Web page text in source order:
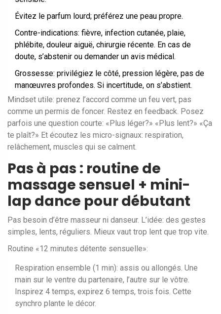
Évitez le parfum lourd; préférez une peau propre.
Contre-indications: fièvre, infection cutanée, plaie,
phlébite, douleur aiguë, chirurgie récente. En cas de
doute, s’abstenir ou demander un avis médical.
Grossesse: privilégiez le côté, pression légère, pas de
manœuvres profondes. Si incertitude, on s’abstient.
Mindset utile: prenez l’accord comme un feu vert, pas
comme un permis de foncer. Restez en feedback. Posez
parfois une question courte: «Plus léger?» «Plus lent?» «Ça
te plaît?» Et écoutez les micro-signaux: respiration,
relâchement, muscles qui se calment.
Pas à pas : routine de
massage sensuel + mini-
lap dance pour débutant
Pas besoin d’être masseur ni danseur. L’idée: des gestes
simples, lents, réguliers. Mieux vaut trop lent que trop vite.
Routine «12 minutes détente sensuelle»:
Respiration ensemble (1 min): assis ou allongés. Une
main sur le ventre du partenaire, l’autre sur le vôtre.
Inspirez 4 temps, expirez 6 temps, trois fois. Cette
synchro plante le décor.